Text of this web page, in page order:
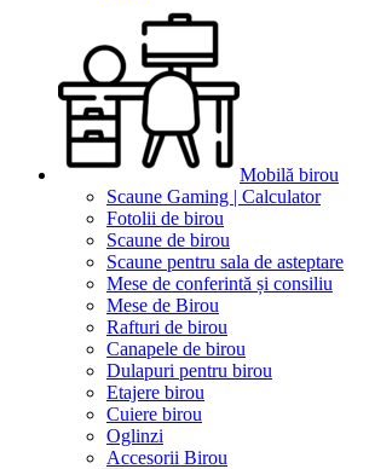
Mobilă birou
Scaune Gaming | Calculator
Fotolii de birou
Scaune de birou
Scaune pentru sala de asteptare
Mese de conferintă și consiliu
Mese de Birou
Rafturi de birou
Canapele de birou
Dulapuri pentru birou
Etajere birou
Cuiere birou
Oglinzi
Accesorii Birou